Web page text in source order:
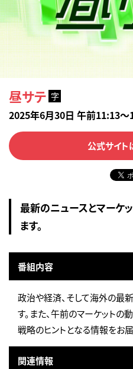
昼サテ 字
2025年6月30日 午前11:13～
公式サイト
最新のニュースとマーケ
ます。
番組内容
政治や経済、そして海外の最
す。また、午前のマーケット
戦略のヒントとなる情報をお届
関連情報